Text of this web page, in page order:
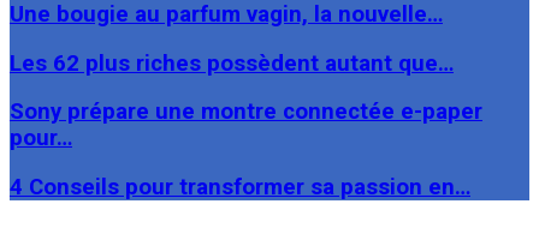
Une bougie au parfum vagin, la nouvelle…
Les 62 plus riches possèdent autant que…
Sony prépare une montre connectée e-paper
pour…
4 Conseils pour transformer sa passion en…